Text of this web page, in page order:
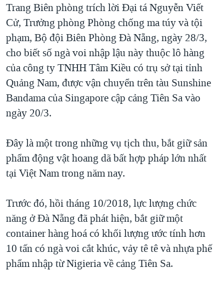
Trang Biên phòng trích lời Đại tá Nguyễn Viết
Cử, Trưởng phòng Phòng chống ma túy và tội
phạm, Bộ đội Biên Phòng Đà Nẵng, ngày 28/3,
cho biết số ngà voi nhập lậu này thuộc lô hàng
của công ty TNHH Tâm Kiều có trụ sở tại tỉnh
Quảng Nam, được vận chuyển trên tàu Sunshine
Bandama của Singapore cập cảng Tiên Sa vào
ngày 20/3.
Đây là một trong những vụ tịch thu, bắt giữ sản
phẩm động vật hoang dã bất hợp pháp lớn nhất
tại Việt Nam trong năm nay.
Trước đó, hồi tháng 10/2018, lực lượng chức
năng ở Đà Nẵng đã phát hiện, bắt giữ một
container hàng hoá có khối lượng ước tính hơn
10 tấn có ngà voi cắt khúc, vảy tê tê và nhựa phế
phẩm nhập từ Nigieria về cảng Tiên Sa.